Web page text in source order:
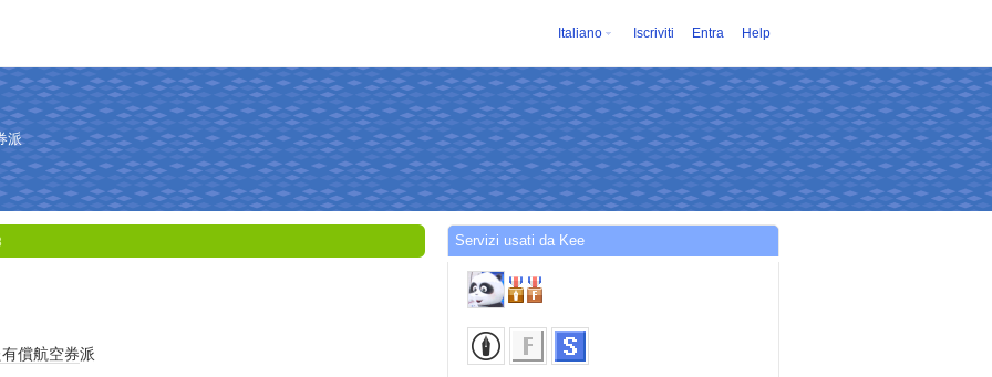
Italiano Iscriviti Entra Help
派
有償航空券派
Servizi usati da Kee